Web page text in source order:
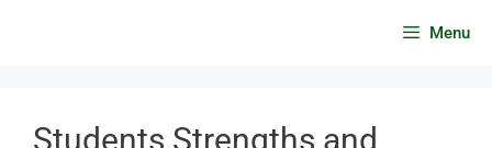
Menu
Students Strengths and